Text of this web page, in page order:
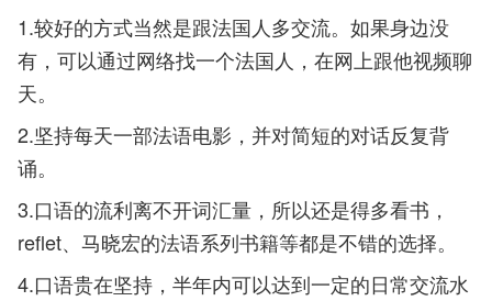
1.较好的方式当然是跟法国人多交流。如果身边没
有，可以通过网络找一个法国人，在网上跟他视频聊
天。
2.坚持每天一部法语电影，并对简短的对话反复背
诵。
3.口语的流利离不开词汇量，所以还是得多看书，
reflet、马晓宏的法语系列书籍等都是不错的选择。
4.口语贵在坚持，半年内可以达到一定的日常交流水